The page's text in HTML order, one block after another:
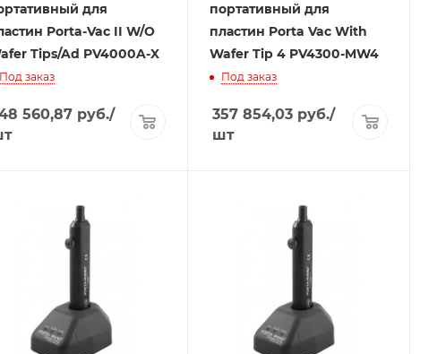
для
Porta-Vac II W/O
Tips/Ad PV4000A-X
Под заказ
560,87руб./
портативный для
пластин Porta Vac With
Wafer Tip 4 PV4300-MW4
Под заказ
357 854,03руб./
шт